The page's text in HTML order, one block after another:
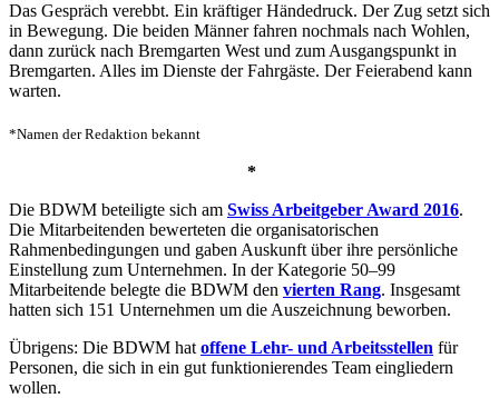
Das Gespräch verebbt. Ein kräftiger Händedruck. Der Zug setzt sich
in Bewegung. Die beiden Männer fahren nochmals nach Wohlen,
dann zurück nach Bremgarten West und zum Ausgangspunkt in
Bremgarten. Alles im Dienste der Fahrgäste. Der Feierabend kann
warten.
*Namen der Redaktion bekannt
*
Die BDWM beteiligte sich am Swiss Arbeitgeber Award 2016.
Die Mitarbeitenden bewerteten die organisatorischen
Rahmenbedingungen und gaben Auskunft über ihre persönliche
Einstellung zum Unternehmen. In der Kategorie 50–99
Mitarbeitende belegte die BDWM den vierten Rang. Insgesamt
hatten sich 151 Unternehmen um die Auszeichnung beworben.
Übrigens: Die BDWM hat offene Lehr- und Arbeitsstellen für
Personen, die sich in ein gut funktionierendes Team eingliedern
wollen.